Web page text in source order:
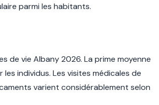
parmi les habitants.
vie Albany 2026. La prime moyenne
individus. Les visites médicales de
varient considérablement selon